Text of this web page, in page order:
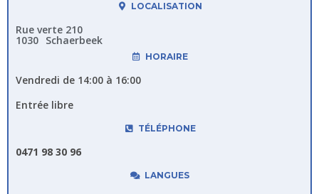
LOCALISATION
Rue verte 210
1030 Schaerbeek
HORAIRE
Vendredi de 14:00 à 16:00
Entrée libre
TÉLÉPHONE
0471 98 30 96
LANGUES